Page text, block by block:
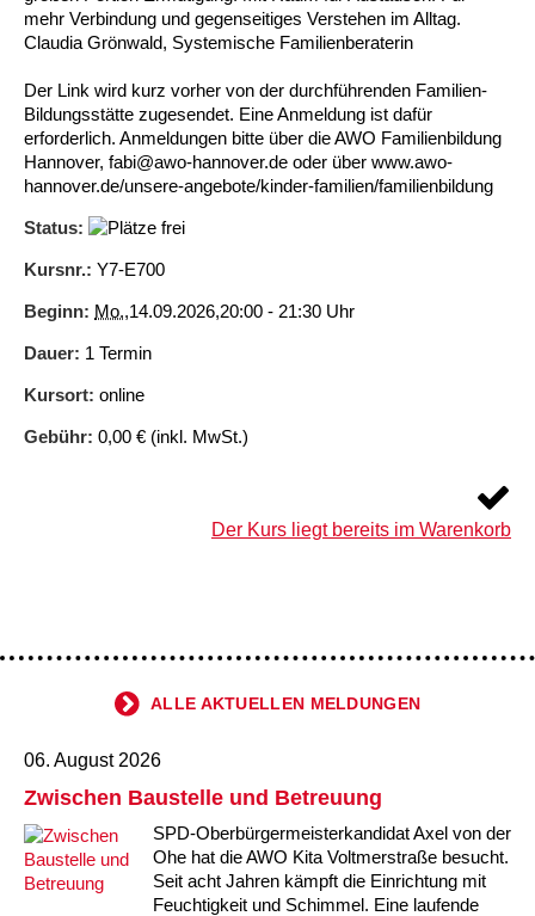
Ortsverein Arnum
Ortsverein Barsinghausen
Ortsverein Bennigsen
Ortsverein Bredenbeck
Ortsverein Godshorn
Ortsverein Garbsen
Ortsverein Fuhrberg
Ortsverein Berenbostel
Ortsverein Burgdorf
Kindertagesstätte Freytagstraße
Kindertagesstätte Gehägestraße
Kindertagesstätte Gottfried-Keller-Straße /
Familienzentrum
Kindertagesstätte Große Pranke
Kindertagesstätte Hiltrud-Grote-Weg
Kindertagesstätte Johannes-Lau-Hof
Kindertagesstätte König-Ludwig-Straße
Kindertagesstätte Langes Feld “Deisterspatzen”
Kindertagesstätte Moorlilienweg /
Familienzentrum
Kindertagesstätte Petermannstraße /
Familienzentrum
Kindertagesstätte Pfarrlandplatz
Kindertagesstätte Elmstraße / Familienzentrum
Kindertagesstätte Freudenthalstraße /
Familienzentrum
Kindertagesstätte Freytagstraße
Kindertagesstätte Gehägestraße
Kindertagesstätte Gottfried-Keller-Straße /
Familienzentrum
Kindertagesstätte Herbartstraße
Kindertagesstätte Ibykusweg / Familienzentrum
Kindertagesstätte Johannes-Lau-Hof
Kindertagesstätte Kapellenbrink /
Familienzentrum
Kindertagesstätte Klaus-Müller-Kilian-Weg /
“Mäuseburg” / Familienzentrum
Kindertagesstätte König-Ludwig-Straße
Kindertagesstätte Pfarrlandplatz
Kindertagesstätte Rosenbergstraße
Hort Salzmannstraße
Kindertagesstätte Schweriner Straße /
Familienzentrum
Kindertagesstätte Mühenkamp / Familienzentrum
Kindertagesstätte Petermannstraße /
Familienzentrum
Kindertagesstätte Schweriner Straße /
Familienzentrum
Life Kinetik
Yoga mit Baby
Yoga in der Schwangerschaft
Stretch und Relax
Online Pflege- und Seniorenberatung
Helfende Hände
Pflege und Wohnen
Beratungsangebote
Jugendwohnen im Stadtteil
Ältere Menschen
Behördenbegleitung und Formularausfüllhilfe
Mehrsprachige Beratung
Wegweiser Seniorenkompass
Migration
Berufssprachkurse
Migrationsberatung für junge Menschen
Menschen mit Behinderungen
mehr Verbindung und gegenseitiges Verstehen im Alltag.
Claudia Grönwald, Systemische Familienberaterin
Der Link wird kurz vorher von der durchführenden Familien-
Bildungsstätte zugesendet. Eine Anmeldung ist dafür
erforderlich. Anmeldungen bitte über die AWO Familienbildung
Hannover, fabi@awo-hannover.de oder über www.awo-
hannover.de/unsere-angebote/kinder-familien/familienbildung
Status:
Kursnr.: Y7-E700
Beginn: Mo.,14.09.2026,20:00 - 21:30 Uhr
Dauer: 1 Termin
Kursort: online
Gebühr: 0,00 € (inkl. MwSt.)
Der Kurs liegt bereits im Warenkorb
ALLE AKTUELLEN MELDUNGEN
06. August 2026
Zwischen Baustelle und Betreuung
SPD-Oberbürgermeisterkandidat Axel von der
Ohe hat die AWO Kita Voltmerstraße besucht.
Seit acht Jahren kämpft die Einrichtung mit
Feuchtigkeit und Schimmel. Eine laufende